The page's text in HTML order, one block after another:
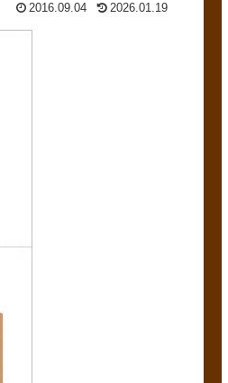
2016.09.04 2026.01.19